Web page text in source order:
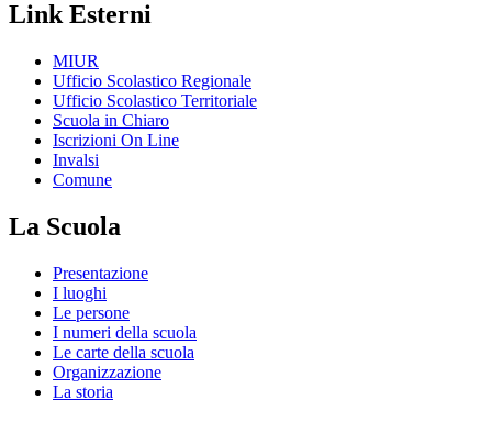
Link Esterni
MIUR
Ufficio Scolastico Regionale
Ufficio Scolastico Territoriale
Scuola in Chiaro
Iscrizioni On Line
Invalsi
Comune
La Scuola
Presentazione
I luoghi
Le persone
I numeri della scuola
Le carte della scuola
Organizzazione
La storia